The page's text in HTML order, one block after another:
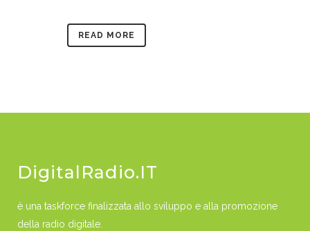
READ MORE
DigitalRadio.IT
è una taskforce finalizzata allo sviluppo e alla promozione
della radio digitale.